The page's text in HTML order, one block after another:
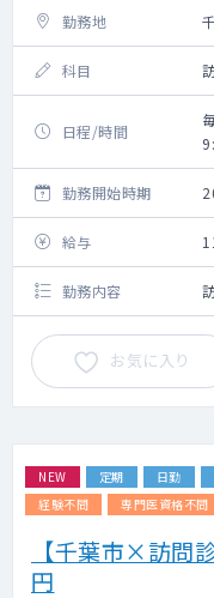
勤務地
科目
日程/時間
勤務開始時期
給与
勤務内容
お気に入り
NEW 定期 日勤
経験不問
専門医資格不問
【千葉市×訪問
円